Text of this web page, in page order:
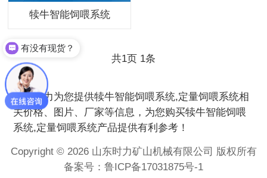
犊牛智能饲喂系统
共1页 1条
时力为您提供犊牛智能饲喂系统,定量饲喂系统相
关价格、图片、厂家等信息，为您购买犊牛智能饲喂
系统,定量饲喂系统产品提供有利参考！
Copyright © 2026 山东时力矿山机械有限公司 版权所有
备案号： 鲁ICP备17031875号-1
有没有现货？